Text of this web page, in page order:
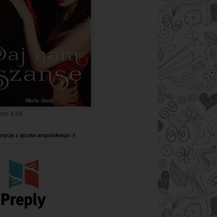
8.04
z języka angielskiego :)